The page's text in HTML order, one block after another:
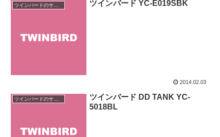
ツインバードのサイクロン掃除機 ツインバード YC-E019SBK
2014.02.03
ツインバードのサイクロン掃除機
ツインバード DD TANK YC-
5018BL